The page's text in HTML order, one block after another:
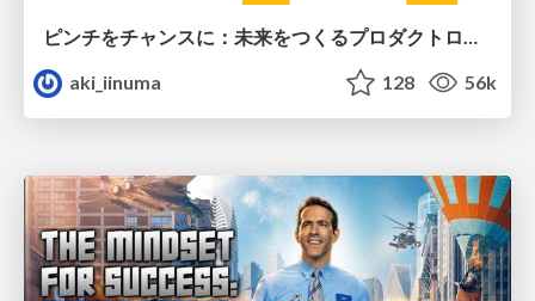
ピンチをチャンスに：未来をつくるプロダクトロードマップ #pmconf2020
aki_iinuma
128 56k